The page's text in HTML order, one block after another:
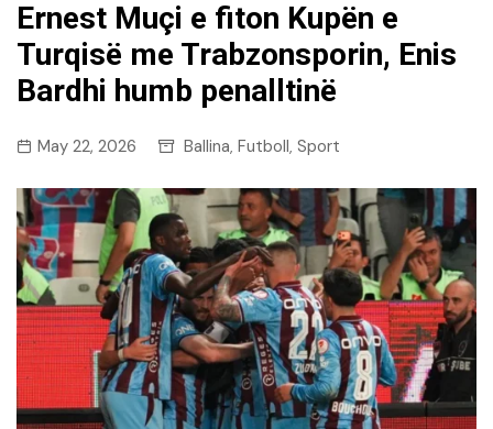
Ernest Muçi e fiton Kupën e
Turqisë me Trabzonsporin, Enis
Bardhi humb penalltinë
May 22, 2026 Ballina, Futboll, Sport